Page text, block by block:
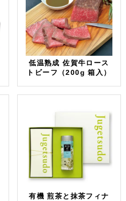
低温熟成 佐賀牛ロース
トビーフ（200g 箱入）
有機 煎茶と抹茶フィナ